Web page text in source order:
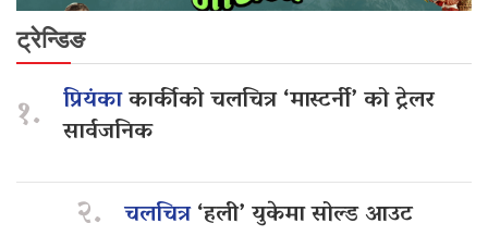
ट्रेन्डिङ
१. प्रियंकाकार्कीको चलचित्र ‘मास्टर्नी’ को ट्रेलर
सार्वजनिक
२. चलचित्र‘हली’ युकेमा सोल्ड आउट